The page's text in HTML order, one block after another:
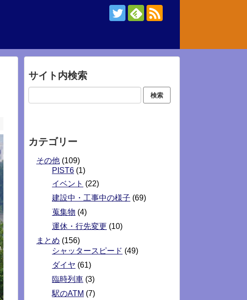
サイト内検索
カテゴリー
その他 (109)
PIST6 (1)
イベント (22)
建設中・工事中の様子 (69)
蒐集物 (4)
運休・行先変更 (10)
まとめ (156)
シャッタースピード (49)
ダイヤ (61)
臨時列車 (3)
駅のATM (7)